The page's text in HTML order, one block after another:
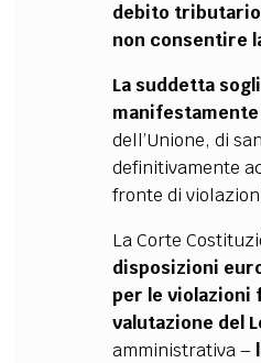
debito
non consentire
La suddetta
dell’Unione, di
definitivamente
fronte di
La Corte
disposizioni
per le
valutazione del
amministrativa –